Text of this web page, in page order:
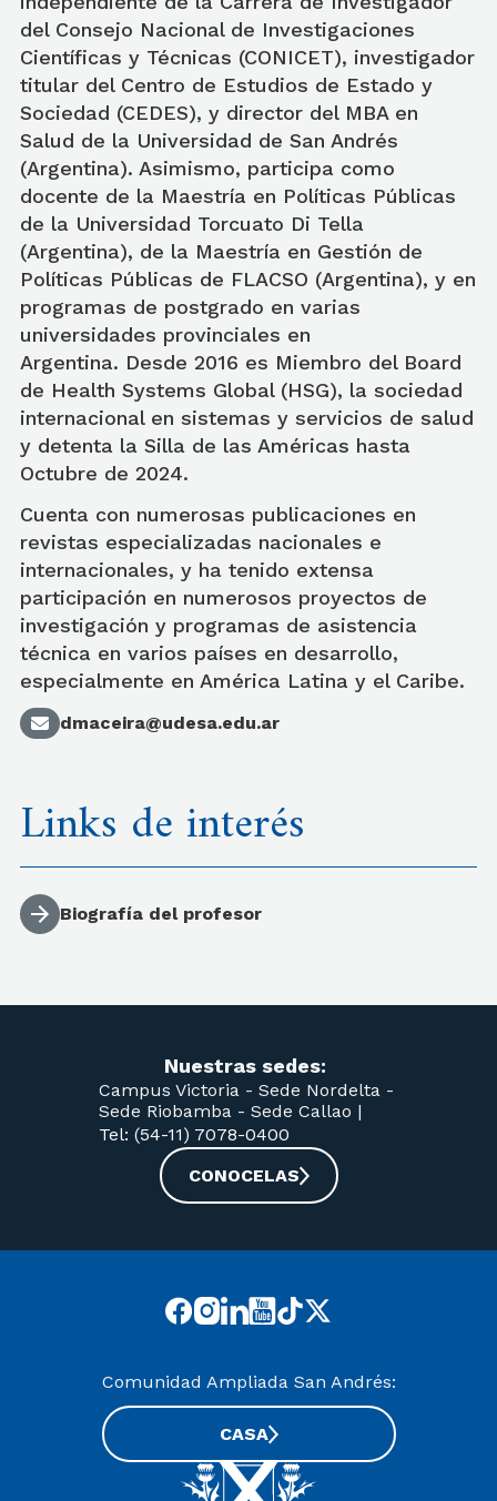
del Consejo Nacional de Investigaciones
Científicas y Técnicas (CONICET), investigador
titular del Centro de Estudios de Estado y
Sociedad (CEDES), y director del MBA en
Salud de la Universidad de San Andrés
(Argentina). Asimismo, participa como
docente de la Maestría en Políticas Públicas
de la Universidad Torcuato Di Tella
(Argentina), de la Maestría en Gestión de
Políticas Públicas de FLACSO (Argentina), y en
programas de postgrado en varias
universidades provinciales en
Argentina. Desde 2016 es Miembro del Board
de Health Systems Global (HSG), la sociedad
internacional en sistemas y servicios de salud
y detenta la Silla de las Américas hasta
Octubre de 2024.
Cuenta con numerosas publicaciones en
revistas especializadas nacionales e
internacionales, y ha tenido extensa
participación en numerosos proyectos de
investigación y programas de asistencia
técnica en varios países en desarrollo,
especialmente en América Latina y el Caribe.
dmaceira@udesa.edu.ar
Links de interés
Biografía del profesor
Nuestras sedes:
Campus Victoria - Sede Nordelta -
Sede Riobamba - Sede Callao |
Tel: (54-11) 7078-0400
CONOCELAS
Comunidad Ampliada San Andrés:
CASA